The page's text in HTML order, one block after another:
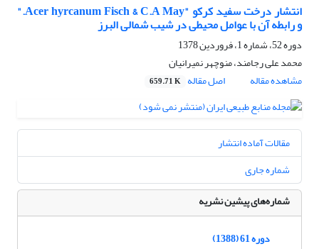
انتشار درخت سفید کرکو "Acer hyrcanum Fisch & C.A May."
و رابطه آن با عوامل محیطی در شیب شمالی البرز
دوره 52، شماره 1، فروردین 1378
محمد علی رجامند، منوچهر نمیرانیان
مشاهده مقاله
اصل مقاله 659.71 K
مقالات آماده انتشار
شماره جاری
شماره‌های پیشین نشریه
دوره 61 (1388)